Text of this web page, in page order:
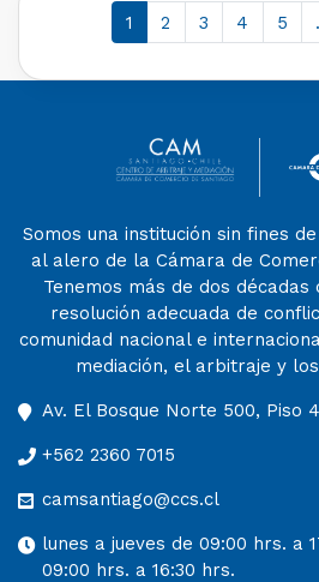
1 2 3 4 5
Somos una institución sin fines
al alero de la Cámara de
Tenemos más de dos
resolución adecuada de
comunidad nacional e
mediación, el arbitraje y
Av. El Bosque Norte 500, Piso
+562 2360 7015
camsantiago@ccs.cl
lunes a jueves de 09:00 hrs. a
09:00 hrs. a 16:30 hrs.